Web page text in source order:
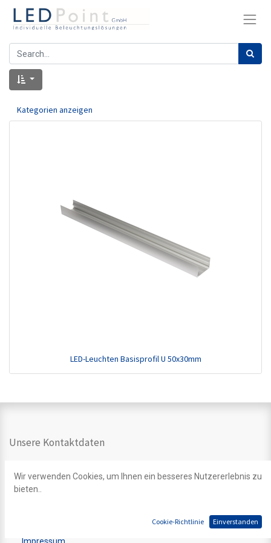
Kategorien anzeigen
LED-Leuchten Basisprofil U 50x30mm
Unsere Kontaktdaten
info@ledpoint.ch
+41 44 200 39 39
Wir verwenden Cookies, um Ihnen ein besseres Nutzererlebnis zu
bieten..
Cookie-Richtlinie Einverstanden